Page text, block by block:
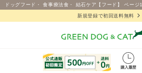
ドッグフード・ 食事療法食・ 結石ケア【フード】 ページ1
新規登録で初回送料無料
購入履歴